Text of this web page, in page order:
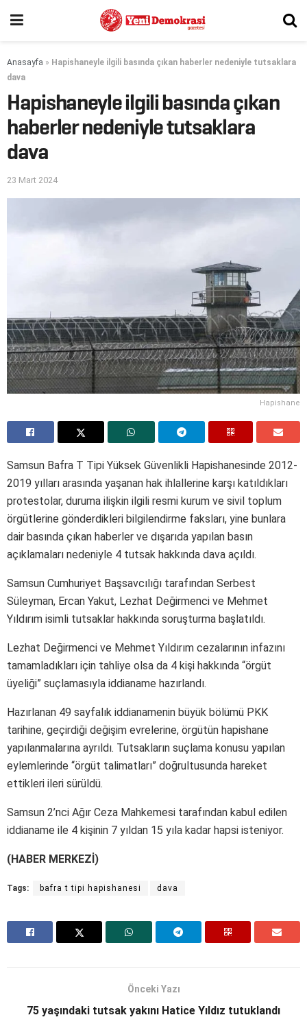
Anasayfa » Hapishaneyle ilgili basında çıkan haberler nedeniyle tutsaklara
dava
Hapishaneyle ilgili basında çıkan
haberler nedeniyle tutsaklara
dava
23 Mart 2024
Hapishane
Samsun Bafra T Tipi Yüksek Güvenlikli Hapishanesinde 2012-
2019 yılları arasında yaşanan hak ihlallerine karşı katıldıkları
protestolar, duruma ilişkin ilgili resmi kurum ve sivil toplum
örgütlerine gönderdikleri bilgilendirme faksları, yine bunlara
dair basında çıkan haberler ve dışarıda yapılan basın
açıklamaları nedeniyle 4 tutsak hakkında dava açıldı.
Samsun Cumhuriyet Başsavcılığı tarafından Serbest
Süleyman, Ercan Yakut, Lezhat Değirmenci ve Mehmet
Yıldırım isimli tutsaklar hakkında soruşturma başlatıldı.
Lezhat Değirmenci ve Mehmet Yıldırım cezalarının infazını
tamamladıkları için tahliye olsa da 4 kişi hakkında “örgüt
üyeliği” suçlamasıyla iddianame hazırlandı.
Hazırlanan 49 sayfalık iddianamenin büyük bölümü PKK
tarihine, geçirdiği değişim evrelerine, örgütün hapishane
yapılanmalarına ayrıldı. Tutsakların suçlama konusu yapılan
eylemlerinde “örgüt talimatları” doğrultusunda hareket
ettikleri ileri sürüldü.
Samsun 2’nci Ağır Ceza Mahkemesi tarafından kabul edilen
iddianame ile 4 kişinin 7 yıldan 15 yıla kadar hapsi isteniyor.
(HABER MERKEZİ)
Tags: bafra t tipi hapishanesi dava
Önceki Yazı
75 yaşındaki tutsak yakını Hatice Yıldız tutuklandı